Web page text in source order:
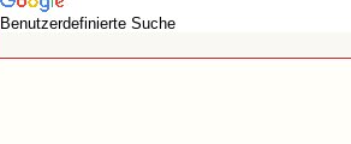
Benutzerdefinierte Suche